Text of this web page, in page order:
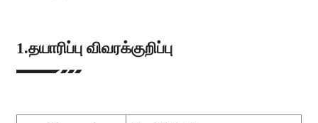
1.தயாரிப்பு விவரக்குறிப்பு